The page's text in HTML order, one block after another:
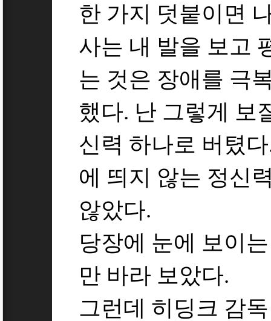
한 가지 덧붙이면
사는 내 발을 보고
는 것은 장애를 극
했다. 난 그렇게 보
신력 하나로 버텼
에 띄지 않는 정신
않았다.
당장에 눈에 보이
만 바라 보았다.
그런데 히딩크 감